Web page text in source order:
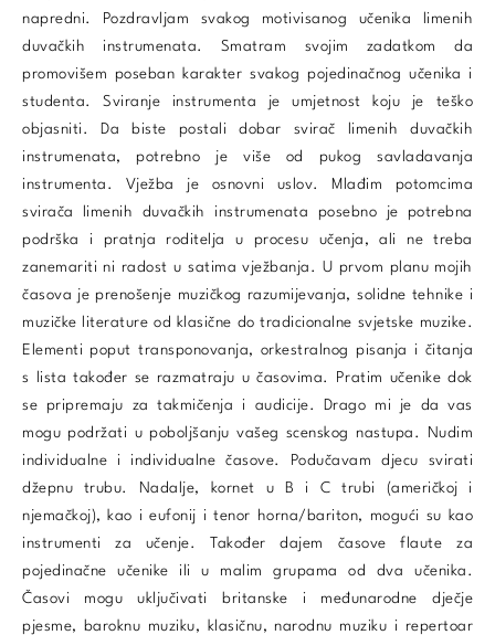
napredni. Pozdravljam svakog motivisanog učenika limenih
duvačkih instrumenata. Smatram svojim zadatkom da
promovišem poseban karakter svakog pojedinačnog učenika i
studenta. Sviranje instrumenta je umjetnost koju je teško
objasniti. Da biste postali dobar svirač limenih duvačkih
instrumenata, potrebno je više od pukog savladavanja
instrumenta. Vježba je osnovni uslov. Mlađim potomcima
svirača limenih duvačkih instrumenata posebno je potrebna
podrška i pratnja roditelja u procesu učenja, ali ne treba
zanemariti ni radost u satima vježbanja. U prvom planu mojih
časova je prenošenje muzičkog razumijevanja, solidne tehnike i
muzičke literature od klasične do tradicionalne svjetske muzike.
Elementi poput transponovanja, orkestralnog pisanja i čitanja
s lista također se razmatraju u časovima. Pratim učenike dok
se pripremaju za takmičenja i audicije. Drago mi je da vas
mogu podržati u poboljšanju vašeg scenskog nastupa. Nudim
individualne i individualne časove. Podučavam djecu svirati
džepnu trubu. Nadalje, kornet u B i C trubi (američkoj i
njemačkoj), kao i eufonij i tenor horna/bariton, mogući su kao
instrumenti za učenje. Također dajem časove flaute za
pojedinačne učenike ili u malim grupama od dva učenika.
Časovi mogu uključivati ​​britanske i međunarodne dječje
pjesme, baroknu muziku, klasičnu, narodnu muziku i repertoar